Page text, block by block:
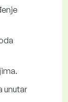
unutar